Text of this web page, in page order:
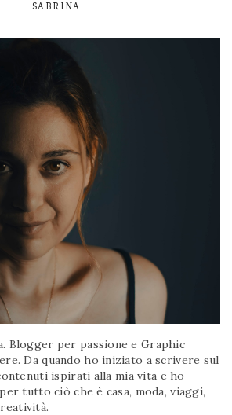
SABRINA
Blogger per passione e Graphic
Da quando ho iniziato a scrivere sul
ispirati alla mia vita e ho
tutto ciò che è casa, moda, viaggi,